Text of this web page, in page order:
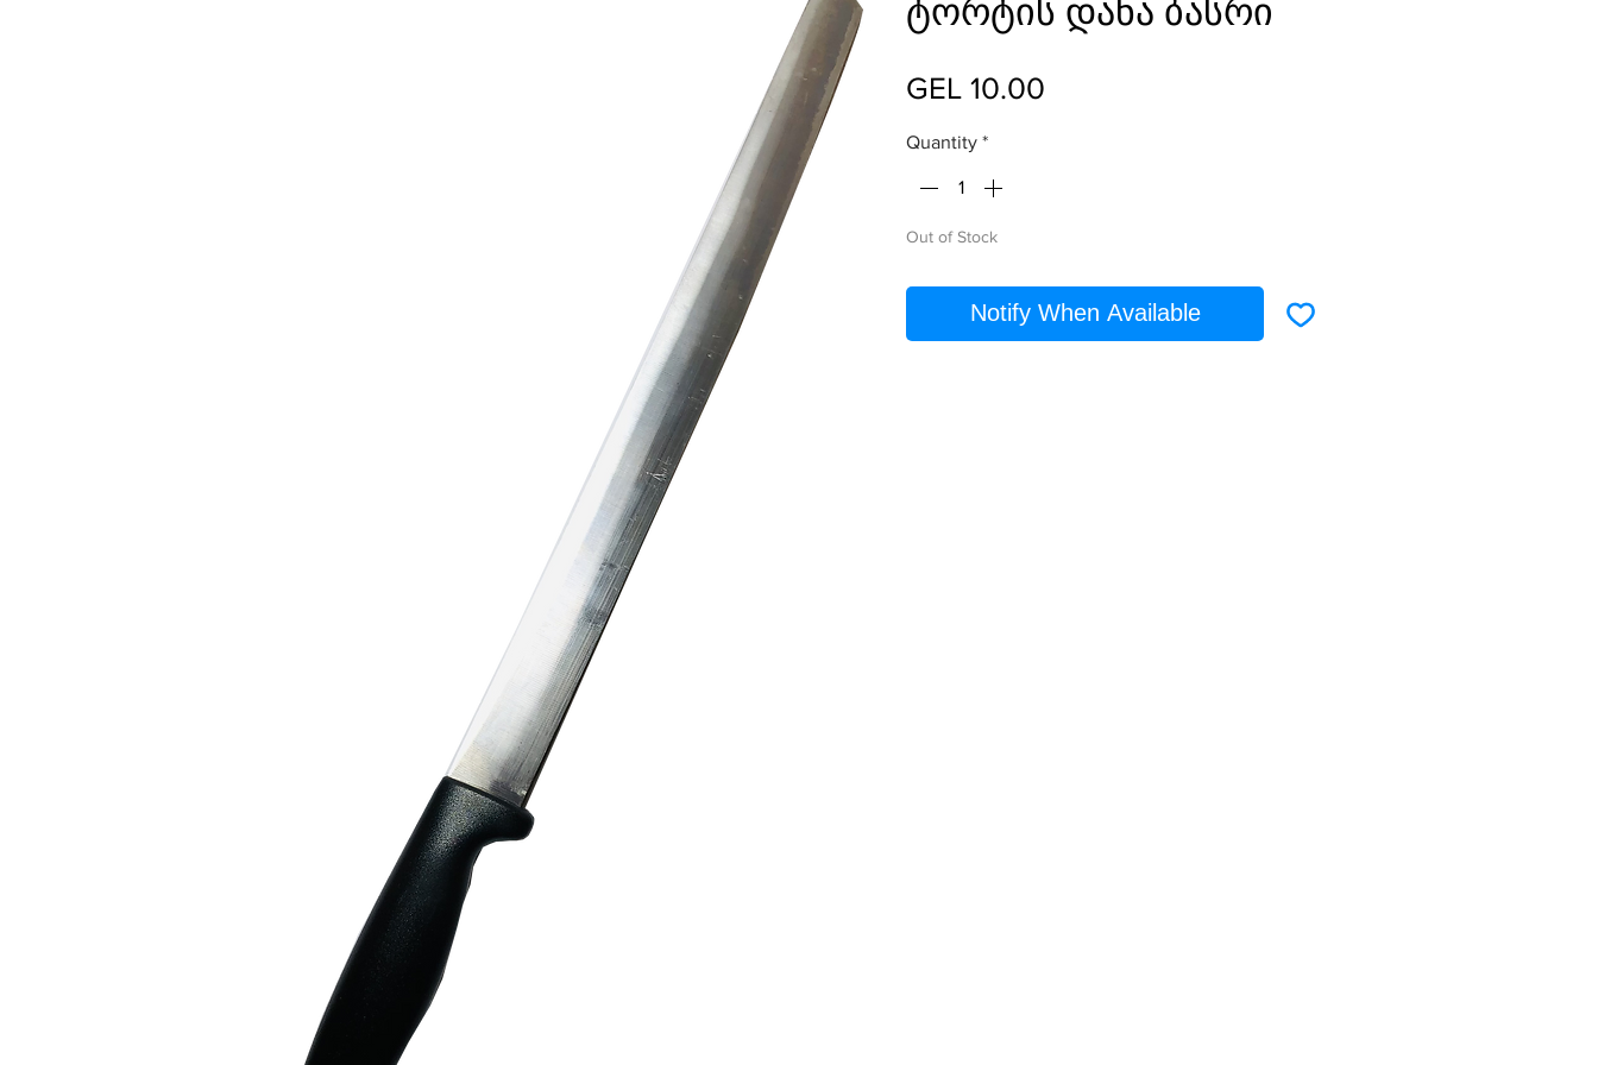
ტორტის დანა ბასრი
GEL 10.00
Quantity *
Out of Stock
Notify When Available